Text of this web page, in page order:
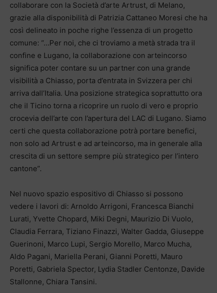
collaborare con la Società d’arte Artrust, di Melano,
grazie alla disponibilità di Patrizia Cattaneo Moresi che ha
così delineato in poche righe l’essenza di un progetto
comune: “…Per noi, che ci troviamo a metà strada tra il
confine e Lugano, la collaborazione con arteincorso
significa poter contare su un partner con una grande
visibilità a Chiasso, porta d’entrata in Svizzera per chi
arriva dall’Italia. Una posizione strategica soprattutto ora
che il Ticino torna a ricoprire un ruolo di vero e proprio
crocevia dell’arte con l’apertura del LAC di Lugano. Siamo
certi che questa collaborazione potrà portare benefici,
non solo ad Artrust e ad arteincorso, ma in generale alla
crescita di un settore sempre più strategico per l’intero
cantone”.
Nel nuovo spazio espositivo di Chiasso si possono
vedere i lavori di: Arnoldo Arrigoni, Francesca Bianchi
Lurati, Yvette Chopard, Miki Degni, Maurizio Di Vuolo,
Claudia Ferrara, Tiziano Finazzi, Walter Gadda, Giuseppe
Guerinoni, Marco Lupi, Sergio Morello, Marco Mucha,
Aldo Pagani, Mariella Perani, Gianni Poretti, Mauro
Poretti, Gabriela Spector, Lydia Stadler Centonze, Davide
Stallonne, Chiara Tansini.